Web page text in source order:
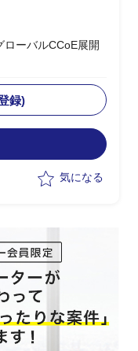
ローバルCCoE展開
定義し、アジア/
開を支援
ーとして各地域の
ロセスの設計と改
整/折衝における日本
当との連携、各国拠
録)
気になる